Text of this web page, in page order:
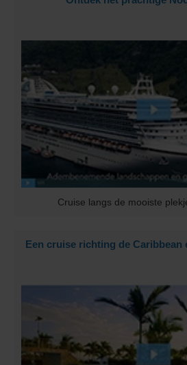
Cruise langs de mooiste
Een cruise richting de Caribbean